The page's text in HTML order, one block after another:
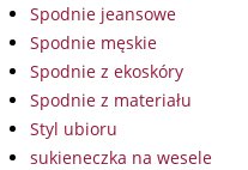
Spodnie jeansowe
Spodnie męskie
Spodnie z ekoskóry
Spodnie z materiału
Styl ubioru
sukieneczka na wesele